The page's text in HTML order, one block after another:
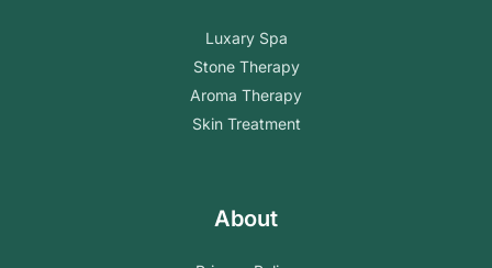
Luxary Spa
Stone Therapy
Aroma Therapy
Skin Treatment
About